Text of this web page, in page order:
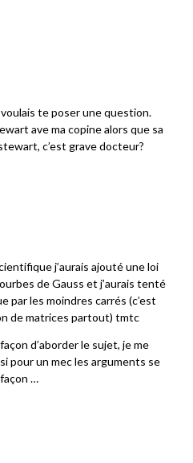
te poser une question.
ave ma copine alors que sa
c’est grave docteur?
j’aurais ajouté une loi
de Gauss et j’aurais tenté
par les moindres carrés (c’est
de matrices partout) tmtc
d’aborder le sujet, je me
pour un mec les arguments se
…